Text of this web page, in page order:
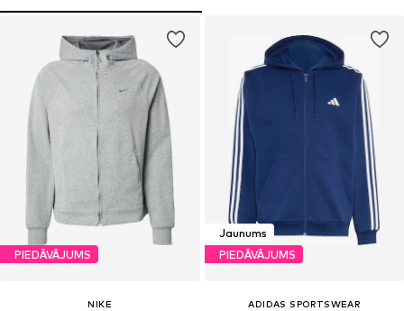
PIEDĀVĀJUMS
NIKE
Jaunums
PIEDĀVĀJUMS
ADIDAS SPORTSWEAR